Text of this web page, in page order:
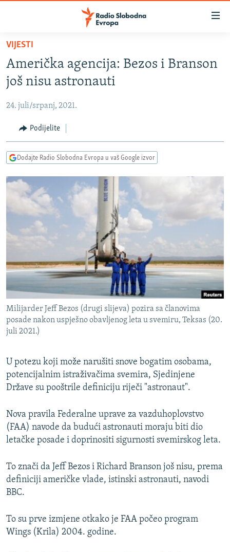
Pređite
glavni
sadržaj
Pređite
na
navigaciju
Pređite
na
BOSNA I HERCEGOVINA
KOSOVO
CRNA GORA
VIDEO
FOTOGALERIJE
INFOGRAFIKE
PODCASTI
RAT U UKRAJINI
KINA NA BALKANU
RSE PRIČE IZ SVIJETA
ISPRIČAJ MI
DNEVNO@RSE
SPECIJALI RSE
VIŠE OD NASLOVA
GENOCID U SREBRENICI
POPLAVE I KLIZIŠTA U BIH 2024.
POST SCRIPTUM
MOJA EVROPA
SVE KARTE DEJTONA
NASTANAK I RASPAD JUGOSLAVIJE
PRATITE NAS
VIJESTI
Američka agencija: Bezos i Branson
još nisu astronauti
24. juli/srpanj, 2021.
Podijelite
Dodajte Radio Slobodna Evropa u vaš Google izvor
Milijarder Jeff Bezos (drugi slijeva) pozira sa članovima
posade nakon uspješno obavljenog leta u svemiru, Teksas (20.
juli 2021.)
U potezu koji može narušiti snove bogatim osobama,
potencijalnim istraživačima svemira, Sjedinjene
Države su pooštrile definiciju riječi "astronaut".
Nova pravila Federalne uprave za vazduhoplovstvo
(FAA) navode da budući astronauti moraju biti dio
letačke posade i doprinositi sigurnosti svemirskog leta.
To znači da Jeff Bezos i Richard Branson još nisu, prema
definiciji američke vlade, istinski astronauti, navodi
BBC.
To su prve izmjene otkako je FAA počeo program
Wings (Krila) 2004. godine.